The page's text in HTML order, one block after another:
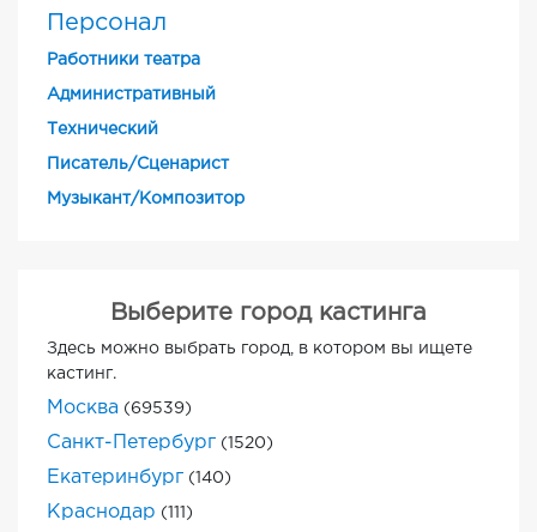
Персонал
Работники театра
Административный
Технический
Писатель/Сценарист
Музыкант/Композитор
Выберите город кастинга
Здесь можно выбрать город, в котором вы ищете
кастинг.
Москва (69539)
Санкт-Петербург (1520)
Екатеринбург (140)
Краснодар (111)